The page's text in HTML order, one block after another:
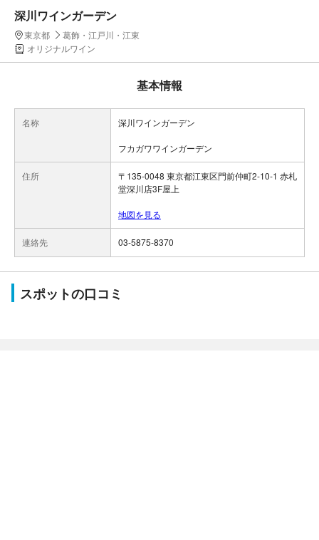
深川ワインガーデン
東京都
葛飾・江戸川・江東
オリジナルワイン
基本情報
名称 深川ワインガーデン
フカガワワインガーデン
住所
〒135-0048 東京都江東区門前仲町2-10-1 赤札
堂深川店3F屋上
地図を見る
連絡先 03-5875-8370
スポットの口コミ